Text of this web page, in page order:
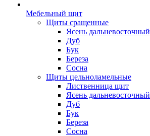
Мебельный щит
Щиты сращенные
Ясень дальневосточный
Дуб
Бук
Береза
Сосна
Щиты цельноламельные
Лиственница щит
Ясень дальневосточный
Дуб
Бук
Береза
Сосна